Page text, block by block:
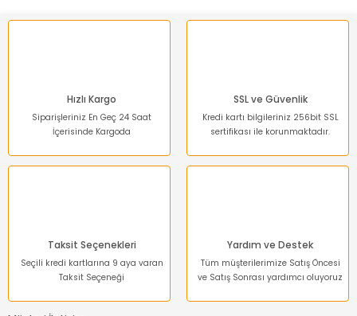
Hızlı Kargo
Siparişleriniz En Geç 24 Saat
İçerisinde Kargoda
SSL ve Güvenlik
Kredi kartı bilgileriniz 256bit SSL
sertifikası ile korunmaktadır.
Taksit Seçenekleri
Seçili kredi kartlarına 9 aya varan
Taksit Seçeneği
Yardım ve Destek
Tüm müşterilerimize Satış Öncesi
ve Satış Sonrası yardımcı oluyoruz